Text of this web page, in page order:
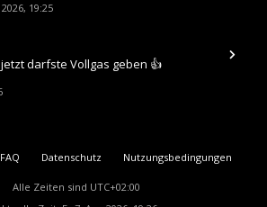
19:25
darfste Vollgas geben 👍
FAQ Datenschutz Nutzungsbedingungen
Alle Zeiten sind UTC+02:00